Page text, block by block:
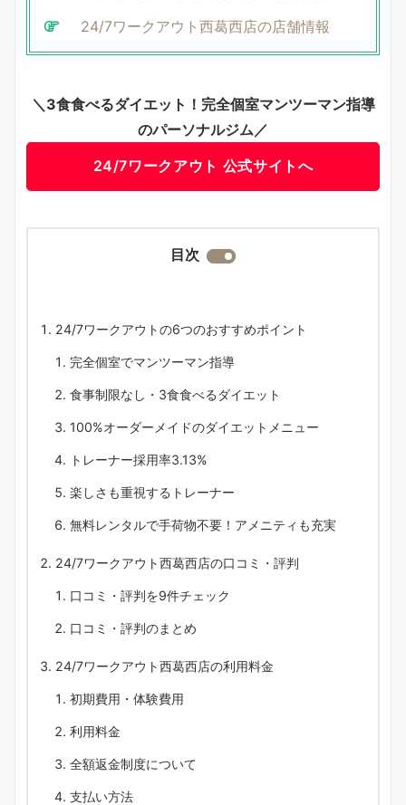
24/7ワークアウト西葛西店の店舗情報
＼3食食べるダイエット！完全個室マンツーマン指導
のパーソナルジム／
24/7ワークアウト 公式サイトへ
目次
24/7ワークアウトの6つのおすすめポイント
完全個室でマンツーマン指導
食事制限なし・3食食べるダイエット
100%オーダーメイドのダイエットメニュー
トレーナー採用率3.13%
楽しさも重視するトレーナー
無料レンタルで手荷物不要！アメニティも充実
24/7ワークアウト西葛西店の口コミ・評判
口コミ・評判を9件チェック
口コミ・評判のまとめ
24/7ワークアウト西葛西店の利用料金
初期費用・体験費用
利用料金
全額返金制度について
支払い方法